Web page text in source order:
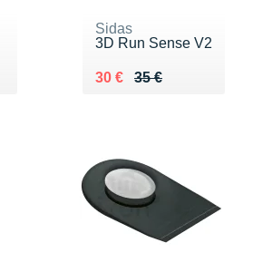
Sidas
3D Run Sense V2
35 €
Au lieu de 35 €
30 €
Vendu 30 €